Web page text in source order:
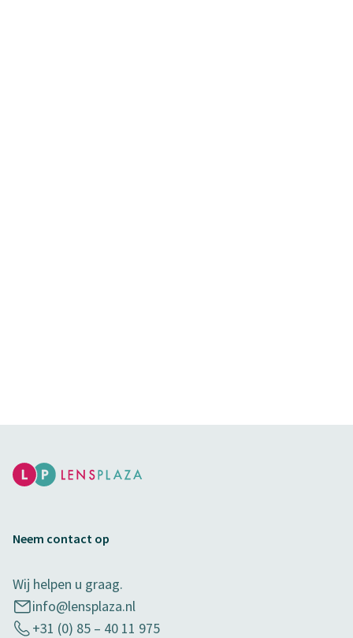
Neem contact op
Wij helpen u graag.
info@lensplaza.nl
+31 (0) 85 – 40 11 975